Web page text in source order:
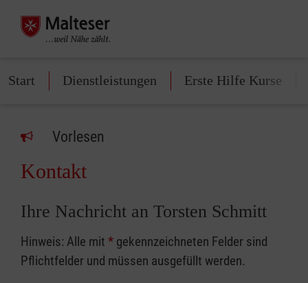
Start Dienstleistungen Erste Hilfe Kurse
Vorlesen
Kontakt
Ihre Nachricht an Torsten Schmitt
Hinweis: Alle mit * gekennzeichneten Felder sind
Pflichtfelder und müssen ausgefüllt werden.